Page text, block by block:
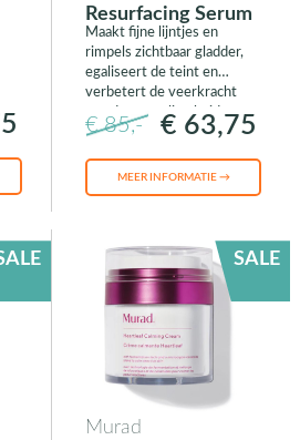
Resurfacing Serum
Maakt fijne lijntjes en
rimpels zichtbaar gladder,
egaliseert de teint en
verbetert de veerkracht
van de gevoelige huid.
€ 85,- € 63,75
MEER INFORMATIE →
SALE
Murad